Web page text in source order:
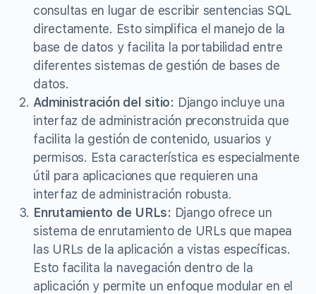
consultas en lugar de escribir sentencias SQL
directamente. Esto simplifica el manejo de la
base de datos y facilita la portabilidad entre
diferentes sistemas de gestión de bases de
datos.
Administración del sitio: Django incluye una
interfaz de administración preconstruida que
facilita la gestión de contenido, usuarios y
permisos. Esta característica es especialmente
útil para aplicaciones que requieren una
interfaz de administración robusta.
Enrutamiento de URLs: Django ofrece un
sistema de enrutamiento de URLs que mapea
las URLs de la aplicación a vistas específicas.
Esto facilita la navegación dentro de la
aplicación y permite un enfoque modular en el